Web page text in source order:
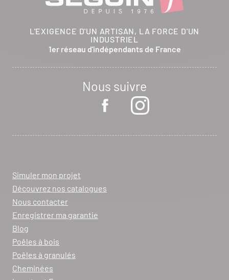
L'EXIGENCE D'UN ARTISAN, LA FORCE D'UN
INDUSTRIEL
1er réseau d'indépendants de France
Nous suivre
Simuler mon projet
Découvrez nos catalogues
Nous contacter
Enregistrer ma garantie
Blog
Poêles à bois
Poêles à granulés
Cheminées